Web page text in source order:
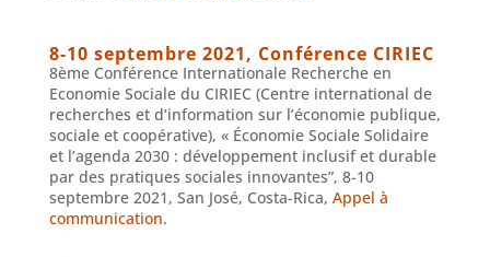
8-10 septembre 2021, Conférence CIRIEC
8ème Conférence Internationale Recherche en
Economie Sociale du CIRIEC (Centre international de
recherches et d’information sur l’économie publique,
sociale et coopérative), « Économie Sociale Solidaire
et l’agenda 2030 : développement inclusif et durable
par des pratiques sociales innovantes”, 8-10
septembre 2021, San José, Costa-Rica, Appel à
communication.